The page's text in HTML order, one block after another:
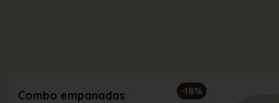
-18%
Combo empanadas